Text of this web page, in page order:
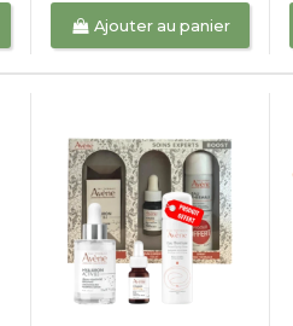
Ajouter au panier